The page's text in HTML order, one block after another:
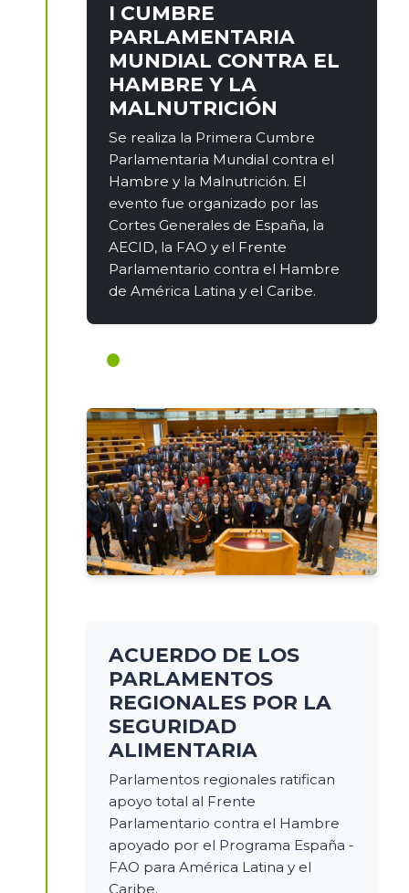
I CUMBRE
PARLAMENTARIA
MUNDIAL CONTRA EL
HAMBRE Y LA
MALNUTRICIÓN
Se realiza la Primera Cumbre
Parlamentaria Mundial contra el
Hambre y la Malnutrición. El
evento fue organizado por las
Cortes Generales de España, la
AECID, la FAO y el Frente
Parlamentario contra el Hambre
de América Latina y el Caribe.
ACUERDO DE LOS
PARLAMENTOS
REGIONALES POR LA
SEGURIDAD
ALIMENTARIA
Parlamentos regionales ratifican
apoyo total al Frente
Parlamentario contra el Hambre
apoyado por el Programa España -
FAO para América Latina y el
Caribe.